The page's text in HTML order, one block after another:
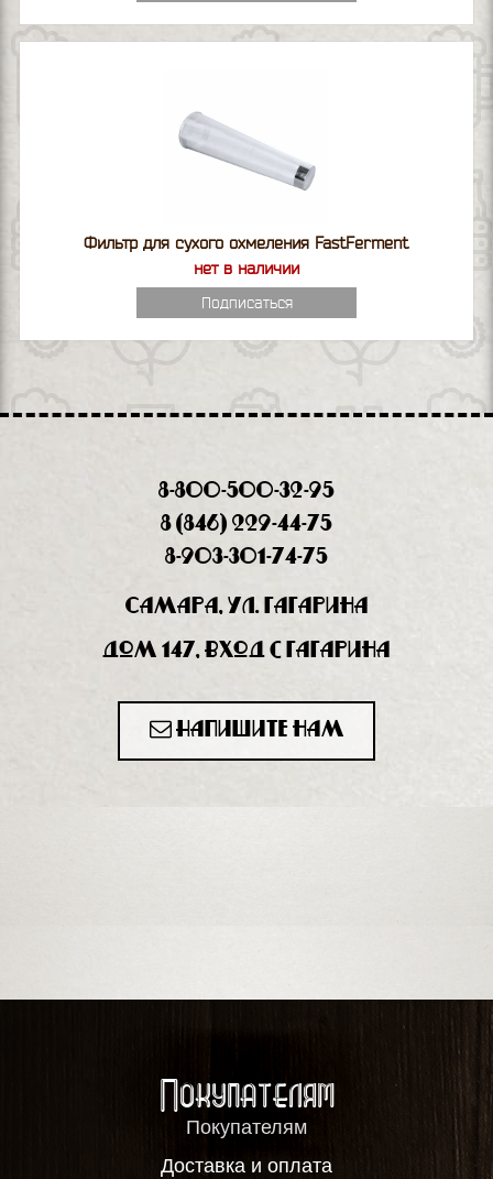
Фильтр для сухого охмеления FastFerment
нет в наличии
Подписаться
8-800-500-32-95
8 (846) 229-44-75
8-903-301-74-75
Самара, ул. Гагарина
дом 147, вход с Гагарина
Напишите нам
Покупателям
Покупателям
Доставка и оплата